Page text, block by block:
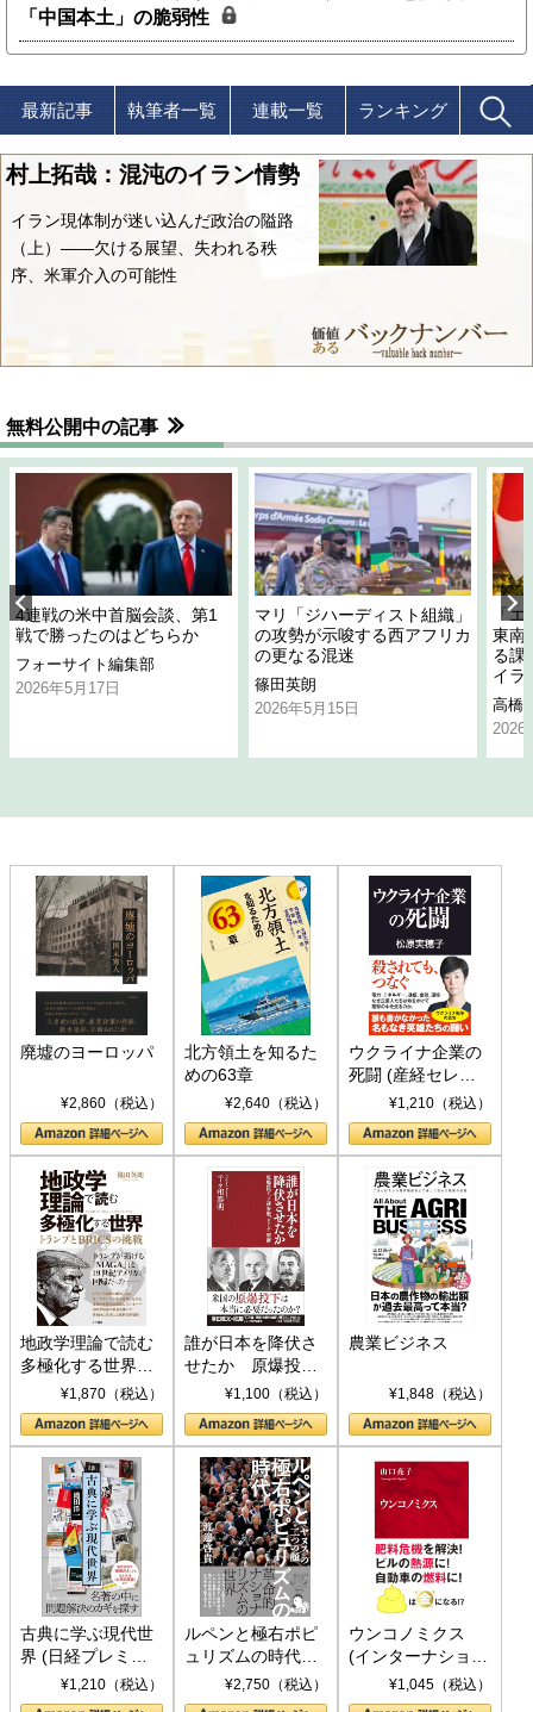
「中国本土」の脆弱性
最新記事 執筆者一覧 連載一覧 ランキング
村上拓哉：混沌のイラン情勢
イラン現体制が迷い込んだ政治の隘路
（上）――欠ける展望、失われる秩
序、米軍介入の可能性
無料公開中の記事
4連戦の米中首脳会談、第1
戦で勝ったのはどちらか
フォーサイト編集部
2026年5月17日
マリ「ジハーディスト組織」
の攻勢が示唆する西アフリカ
の更なる混迷
篠田英朗
2026年5月15日
「
東南
る課
イラ
高橋
2026
廃墟のヨーロッパ
¥2,860（税込）
北方領土を知るた
めの63章
¥2,640（税込）
ウクライナ企業の
死闘 (産経セレク
ト S 039)¥1,210（税込）
地政学理論で読む
多極化する世界：
トランプとBRICS
の挑戦
¥1,870（税込）
誰が日本を降伏さ
せたか 原爆投
下、ソ連参戦、そ
して聖断 (PHP新
書)
¥1,100（税込）
農業ビジネス
¥1,848（税込）
古典に学ぶ現代世
界 (日経プレミア
シリーズ)¥1,210（税込）
ルペンと極右ポピ
ュリズムの時代：
〈ヤヌス〉の二つ
の顔
¥2,750（税込）
ウンコノミクス
(インターナショナ
ル新書)¥1,045（税込）